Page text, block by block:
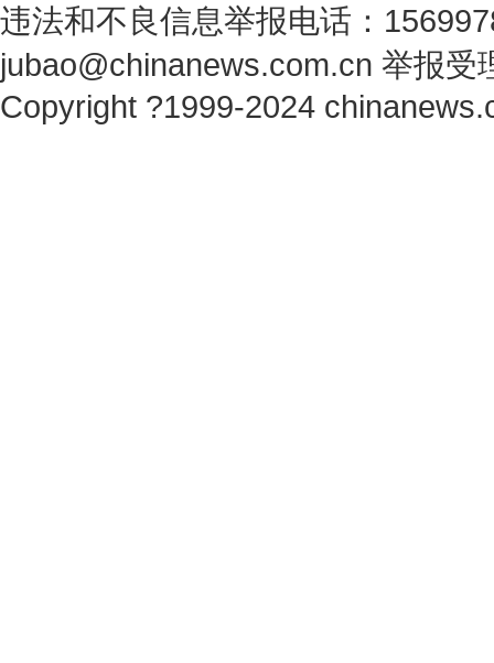
违法和不良信息举报电话：
jubao@chinanews.com.cn 举报受
Copyright ?1999-2024